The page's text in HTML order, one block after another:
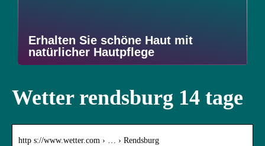
Erhalten Sie schöne Haut mit
natürlicher Hautpflege
Wetter rendsburg 14 tage
http s://www.wetter.com › … › Rendsburg